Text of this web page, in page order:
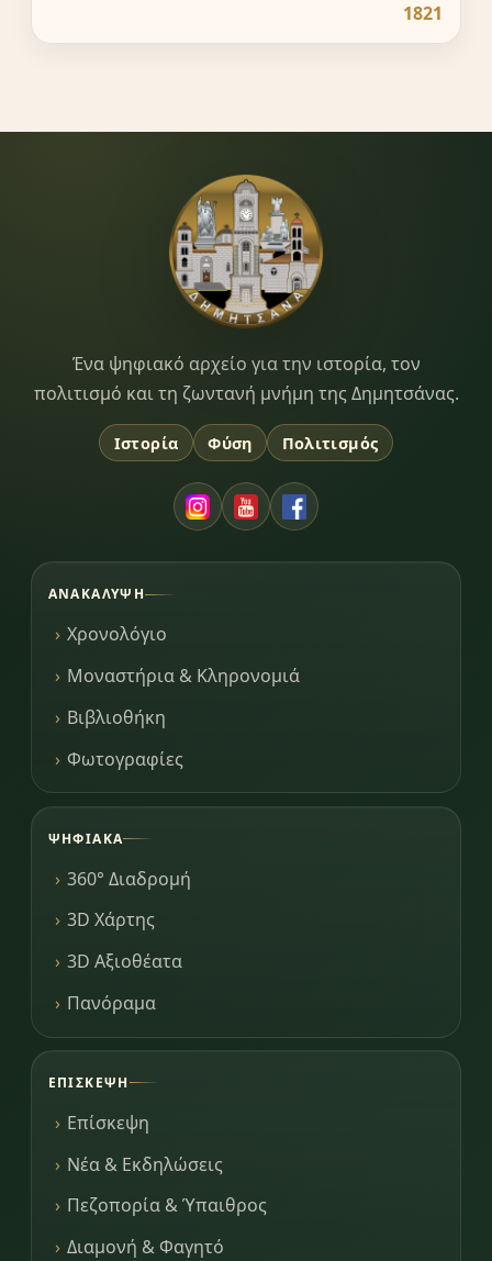
1821
Dimitsana.gr
Ένα ψηφιακό αρχείο για την ιστορία, τον
πολιτισμό και τη ζωντανή μνήμη της Δημητσάνας.
Ιστορία Φύση Πολιτισμός
ΑΝΑΚΆΛΥΨΗ
Χρονολόγιο
Μοναστήρια & Κληρονομιά
Βιβλιοθήκη
Φωτογραφίες
ΨΗΦΙΑΚΆ
360° Διαδρομή
3D Χάρτης
3D Αξιοθέατα
Πανόραμα
ΕΠΊΣΚΕΨΗ
Επίσκεψη
Νέα & Εκδηλώσεις
Πεζοπορία & Ύπαιθρος
Διαμονή & Φαγητό